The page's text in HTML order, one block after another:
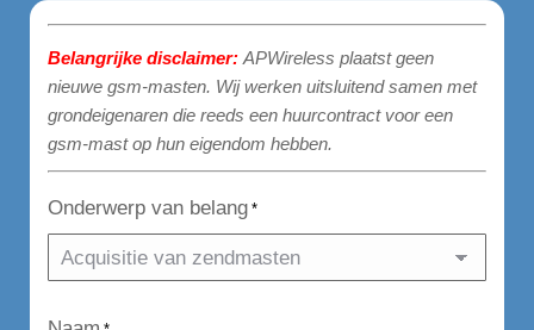
Belangrijke disclaimer: APWireless plaatst geen
nieuwe gsm-masten. Wij werken uitsluitend samen met
grondeigenaren die reeds een huurcontract voor een
gsm-mast op hun eigendom hebben.
Onderwerp van belang *